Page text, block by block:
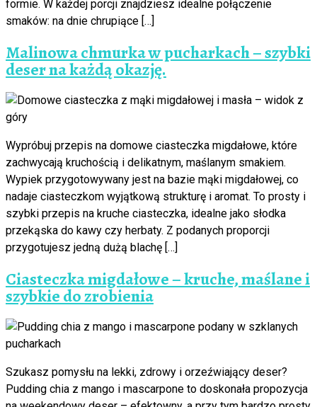
formie. W każdej porcji znajdziesz idealne połączenie
smaków: na dnie chrupiące […]
Malinowa chmurka w pucharkach – szybki
deser na każdą okazję.
Wypróbuj przepis na domowe ciasteczka migdałowe, które
zachwycają kruchością i delikatnym, maślanym smakiem.
Wypiek przygotowywany jest na bazie mąki migdałowej, co
nadaje ciasteczkom wyjątkową strukturę i aromat. To prosty i
szybki przepis na kruche ciasteczka, idealne jako słodka
przekąska do kawy czy herbaty. Z podanych proporcji
przygotujesz jedną dużą blachę […]
Ciasteczka migdałowe – kruche, maślane i
szybkie do zrobienia
Szukasz pomysłu na lekki, zdrowy i orzeźwiający deser?
Pudding chia z mango i mascarpone to doskonała propozycja